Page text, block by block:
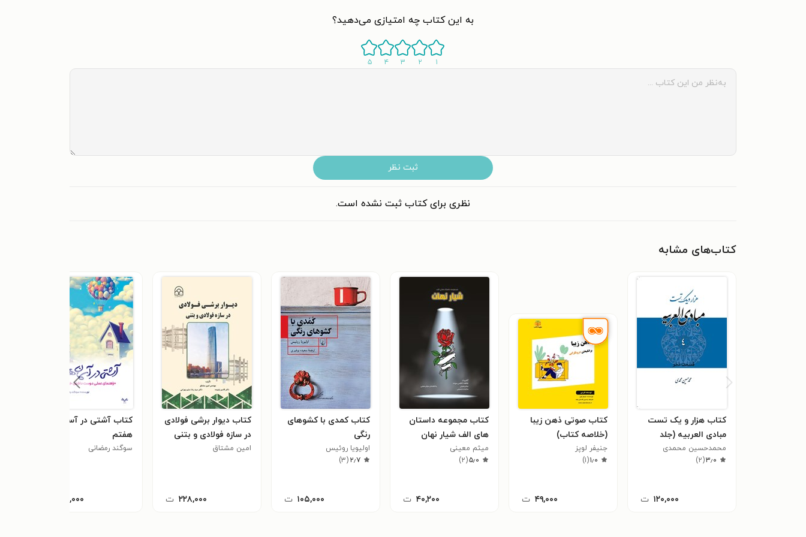
به این کتاب چه امتیازی می‌دهید؟
۱ ۲ ۳ ۴ ۵
ثبت نظر
نظری برای کتاب ثبت نشده است.
کتاب‌های مشابه
کتاب هزار و یک تست
مبادی العربیه (جلد
چهارم، قسمت نحو)
محمدحسین محمدی
۳٫۰(۲)
۱۲۰,۰۰۰ ت
کتاب صوتی ذهن زیبا
(خلاصه کتاب)
جنیفر لوپز
۱٫۰(۱)
۴۹,۰۰۰ ت
کتاب مجموعه داستان
های الف شیار نهان
میثم معینی
۵٫۰(۲)
۴۰,۲۰۰ ت
کتاب کمدی با کشوهای
رنگی
اولیویا روئیس
۲٫۷(۳)
۱۰۵,۰۰۰ ت
کتاب دیوار برشی فولادی
در سازه فولادی و بتنی
امین مشتاق
۲۲۸,۰۰۰ ت
کتاب آشتی در آسمان
هفتم
سوگند رمضانی
۸۰,۰۰۰